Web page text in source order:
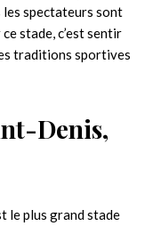
les spectateurs sont
stade, c’est sentir
traditions sportives
Denis,
le plus grand stade